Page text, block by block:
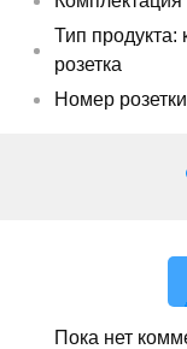
Тип
розетка
Номер
Пока нет